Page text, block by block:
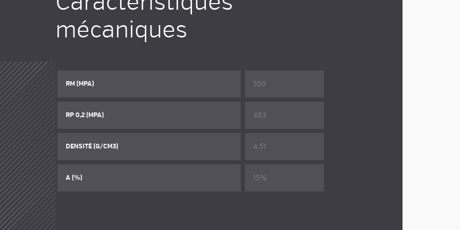
mécaniques
RM (MPA) 550
RP 0,2 (MPA) 483
DENSITÉ (G/CM3) 4.51
A (%) 15%